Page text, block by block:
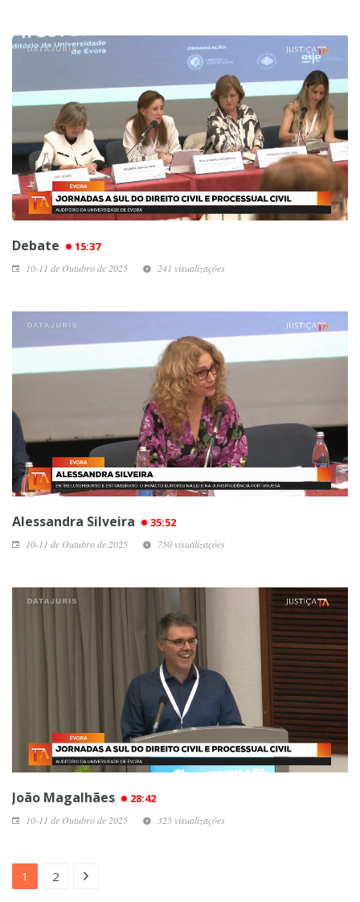
Debate 15:37
10-11 de Outubro de 2025 241 visualizações
Alessandra Silveira 35:52
10-11 de Outubro de 2025 750 visualizações
João Magalhães 28:42
10-11 de Outubro de 2025 325 visualizações
1 2